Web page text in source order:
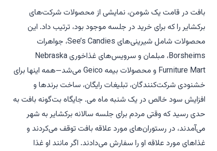
بافت در قامت یک شومن، نمایشی از محصولات شرکت‌های
برکشایر را که برای خرید در جلسه موجود بود، ترتیب داد. این
محصولات شامل شیرینی‌های See’s Candies، جواهرات
Borsheims، مبلمان و سرویس‌های غذاخوری Nebraska
Furniture Mart و محصولات بیمه Geico می‌شد—همه اینها برای
خشنودی شرکت‌کنندگان، تبلیغات رایگان، ساخت برندها و
افزایش سود خالص در یک شنبه ماه می. جایگاه بت‌گونه بافت به
حدی رسید که وقتی مردم برای جلسه سالانه برکشایر به شهر
می‌آمدند، در رستوران‌های مورد علاقه بافت توقف می‌کردند و
غذاهای مورد علاقه او را سفارش می‌دادند. اگر مانند او غذا